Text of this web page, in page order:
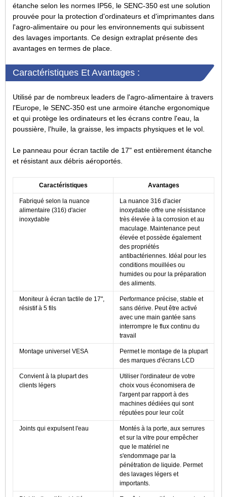
étanche selon les normes IP56, le SENC-350 est une solution
prouvée pour la protection d'ordinateurs et d'imprimantes dans
l'agro-alimentaire ou pour les environnements qui subissent
des lavages importants. Ce design extraplat présente des
avantages en termes de place.
Caractéristiques Et Avantages :
Utilisé par de nombreux leaders de l'agro-alimentaire à travers
l'Europe, le SENC-350 est une armoire étanche ergonomique
et qui protège les ordinateurs et les écrans contre l'eau, la
poussière, l'huile, la graisse, les impacts physiques et le vol.
Le panneau pour écran tactile de 17" est entièrement étanche
et résistant aux débris aéroportés.
Caractéristiques Avantages
Fabriqué selon la nuance
alimentaire (316) d'acier
inoxydable
La nuance 316 d'acier
inoxydable offre une résistance
très élevée à la corrosion et au
maculage. Maintenance peut
élevée et possède également
des propriétés
antibactériennes. Idéal pour les
conditions mouillées ou
humides ou pour la préparation
des aliments.
Moniteur à écran tactile de 17",
résistif à 5 fils
Performance précise, stable et
sans dérive. Peut être activé
avec une main gantée sans
interrompre le flux continu du
travail
Montage universel VESA
Permet le montage de la plupart
des marques d'écrans LCD
Convient à la plupart des
clients légers
Utiliser l'ordinateur de votre
choix vous économisera de
l'argent par rapport à des
machines dédiées qui sont
réputées pour leur coût
Joints qui expulsent l'eau
Montés à la porte, aux serrures
et sur la vitre pour empêcher
que le matériel ne
s'endommage par la
pénétration de liquide. Permet
des lavages légers et
importants.